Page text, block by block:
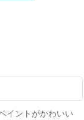
イントがかわいい